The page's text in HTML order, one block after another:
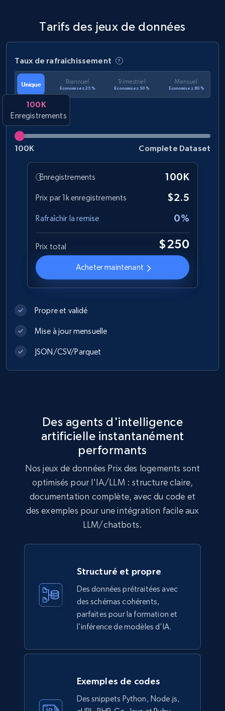
Tarifs des jeux de données
Taux de rafraîchissement
Unique Biannuel
Économisez 25 %
Trimestriel
Économisez 50 %
Mensuel
Économisez 80 %
100K
Enregistrements
100K Complete Dataset
Enregistrements 100K
Prix par 1k enregistrements $2.5
Rafraîchir la remise 0%
Prix total $250
Acheter maintenant
Propre et validé
Mise à jour mensuelle
JSON/CSV/Parquet
Des agents d'intelligence
artificielle instantanément
performants
Nos jeux de données Prix ​​des logements sont
optimisés pour l'IA/LLM : structure claire,
documentation complète, avec du code et
des exemples pour une intégration facile aux
LLM/chatbots.
Structuré et propre
Des données prétraitées avec
des schémas cohérents,
parfaites pour la formation et
l'inférence de modèles d'IA.
Exemples de codes
Des snippets Python, Node.js,